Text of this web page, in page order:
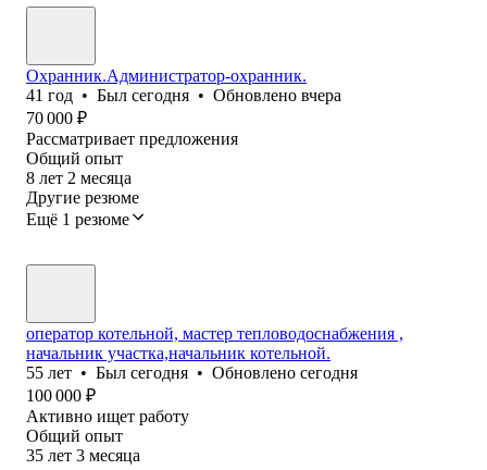
Охранник.Администратор-охранник.
41 год • Был сегодня • Обновлено вчера
70 000 ₽
Рассматривает предложения
Общий опыт
8 лет 2 месяца
Другие резюме
Ещё 1 резюме
оператор котельной, мастер тепловодоснабжения ,
начальник участка,начальник котельной.
55 лет • Был сегодня • Обновлено сегодня
100 000 ₽
Активно ищет работу
Общий опыт
35 лет 3 месяца